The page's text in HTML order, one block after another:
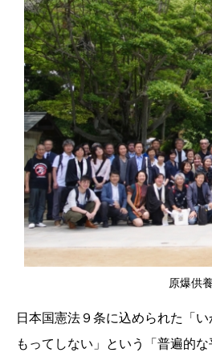
原爆供
日本国憲法９条に込められた「
もってしない」という「普遍的